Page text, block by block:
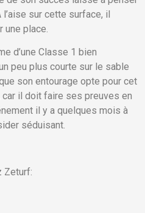
l’aise sur cette surface, il
une place.
d’une Classe 1 bien
peu plus courte sur le sable
son entourage opte pour cet
il doit faire ses preuves en
il y a quelques mois à
séduisant.
Zeturf: